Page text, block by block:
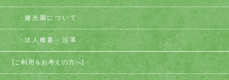
健光園について
法人概要・沿革
[ご利用をお考えの方へ]